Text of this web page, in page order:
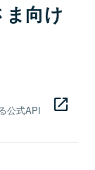
向け
公式API